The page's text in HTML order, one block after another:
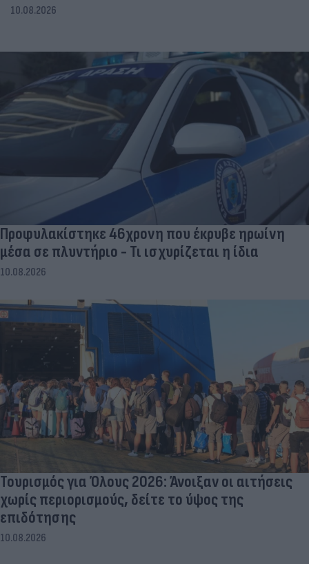
10.08.2026
Προφυλακίστηκε 46χρονη που έκρυβε ηρωίνη
μέσα σε πλυντήριο - Τι ισχυρίζεται η ίδια
10.08.2026
Τουρισμός για Όλους 2026: Άνοιξαν οι αιτήσεις
χωρίς περιορισμούς, δείτε το ύψος της
επιδότησης
10.08.2026